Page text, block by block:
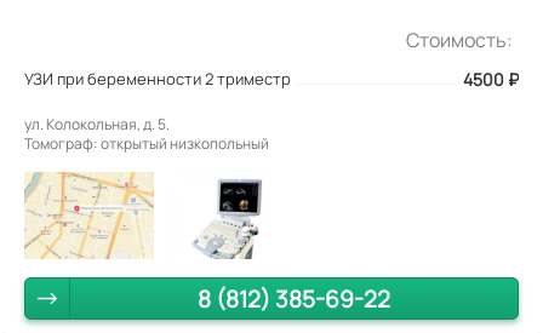
Стоимость:
УЗИ при беременности 2 триместр 4500 ₽
ул. Колокольная, д. 5.
Томограф: открытый низкопольный
8 (812) 385-69-22